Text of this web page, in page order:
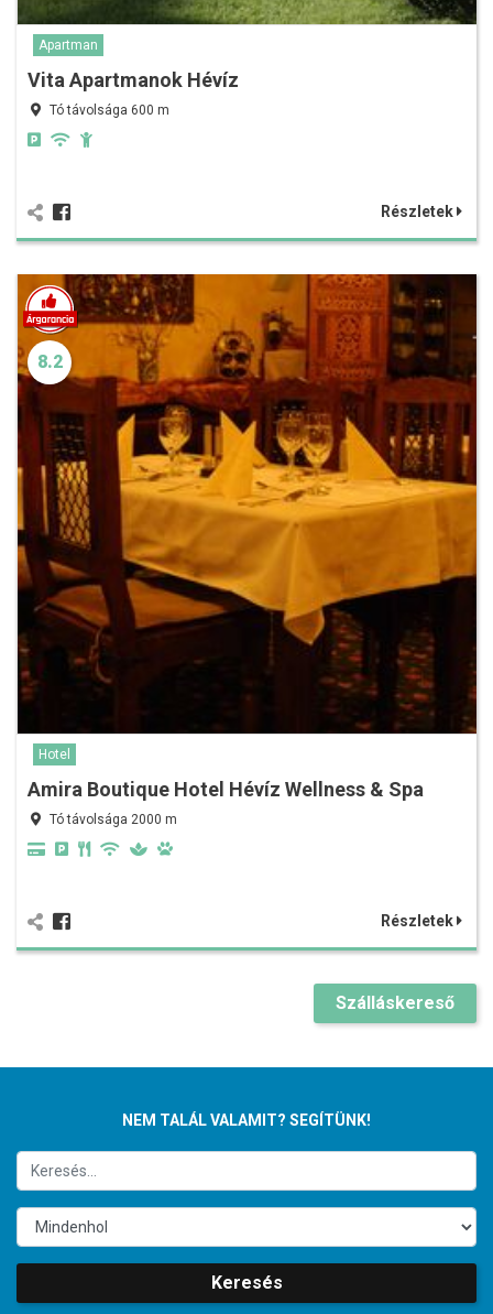
Apartman
Vita Apartmanok Hévíz
Tó távolsága 600 m
Részletek
8.2
Hotel
Amira Boutique Hotel Hévíz Wellness & Spa
Tó távolsága 2000 m
Részletek
Szálláskereső
NEM TALÁL VALAMIT? SEGÍTÜNK!
Keresés